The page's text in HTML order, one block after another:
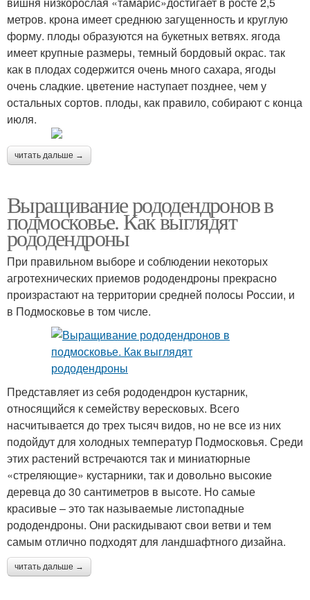
метров. крона имеет среднюю загущенность и круглую
форму. плоды образуются на букетных ветвях. ягода
имеет крупные размеры, темный бордовый окрас. так
как в плодах содержится очень много сахара, ягоды
очень сладкие. цветение наступает позднее, чем у
остальных сортов. плоды, как правило, собирают с конца
июля.
читать дальше →
Выращивание рододендронов в
подмосковье. Как выглядят
рододендроны
При правильном выборе и соблюдении некоторых
агротехнических приемов рододендроны прекрасно
произрастают на территории средней полосы России, и
в Подмосковье в том числе.
Представляет из себя рододендрон кустарник,
относящийся к семейству вересковых. Всего
насчитывается до трех тысяч видов, но не все из них
подойдут для холодных температур Подмосковья. Среди
этих растений встречаются так и миниатюрные
«стреляющие» кустарники, так и довольно высокие
деревца до 30 сантиметров в высоте. Но самые
красивые – это так называемые листопадные
рододендроны. Они раскидывают свои ветви и тем
самым отлично подходят для ландшафтного дизайна.
читать дальше →